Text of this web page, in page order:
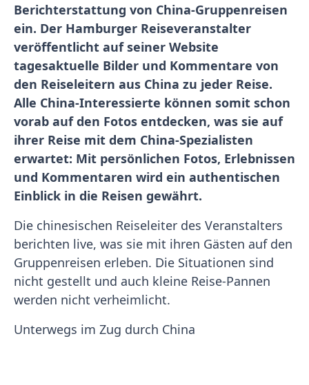
Berichterstattung von China-Gruppenreisen
ein. Der Hamburger Reiseveranstalter
veröffentlicht auf seiner Website
tagesaktuelle Bilder und Kommentare von
den Reiseleitern aus China zu jeder Reise.
Alle China-Interessierte können somit schon
vorab auf den Fotos entdecken, was sie auf
ihrer Reise mit dem China-Spezialisten
erwartet: Mit persönlichen Fotos, Erlebnissen
und Kommentaren wird ein authentischen
Einblick in die Reisen gewährt.
Die chinesischen Reiseleiter des Veranstalters
berichten live, was sie mit ihren Gästen auf den
Gruppenreisen erleben. Die Situationen sind
nicht gestellt und auch kleine Reise-Pannen
werden nicht verheimlicht.
Unterwegs im Zug durch China